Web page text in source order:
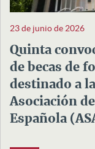
23 de junio de 2026
Quinta
de becas de
destinado a
Asociación
Española